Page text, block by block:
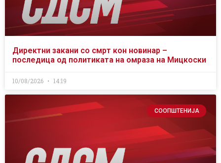
Директни закани со смрт кон новинар –
последица од политиката на омраза на Мицкоски
10/08/2026 14:19
СООПШТЕНИЈА